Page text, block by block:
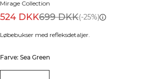
Mirage Collection
524 DKK699 DKK(-25%)
Løbebukser med refleksdetaljer.
Farve: Sea Green